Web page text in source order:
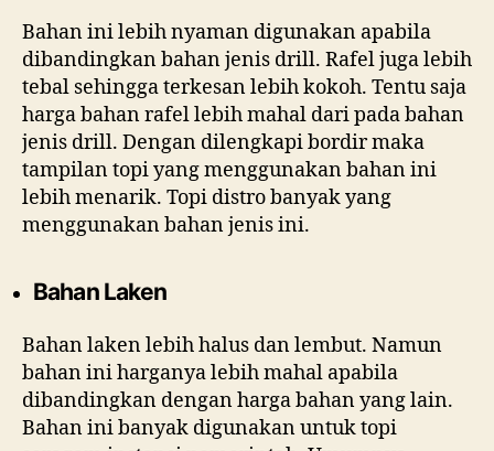
Bahan ini lebih nyaman digunakan apabila
dibandingkan bahan jenis drill. Rafel juga lebih
tebal sehingga terkesan lebih kokoh. Tentu saja
harga bahan rafel lebih mahal dari pada bahan
jenis drill. Dengan dilengkapi bordir maka
tampilan topi yang menggunakan bahan ini
lebih menarik. Topi distro banyak yang
menggunakan bahan jenis ini.
Bahan Laken
Bahan laken lebih halus dan lembut. Namun
bahan ini harganya lebih mahal apabila
dibandingkan dengan harga bahan yang lain.
Bahan ini banyak digunakan untuk topi